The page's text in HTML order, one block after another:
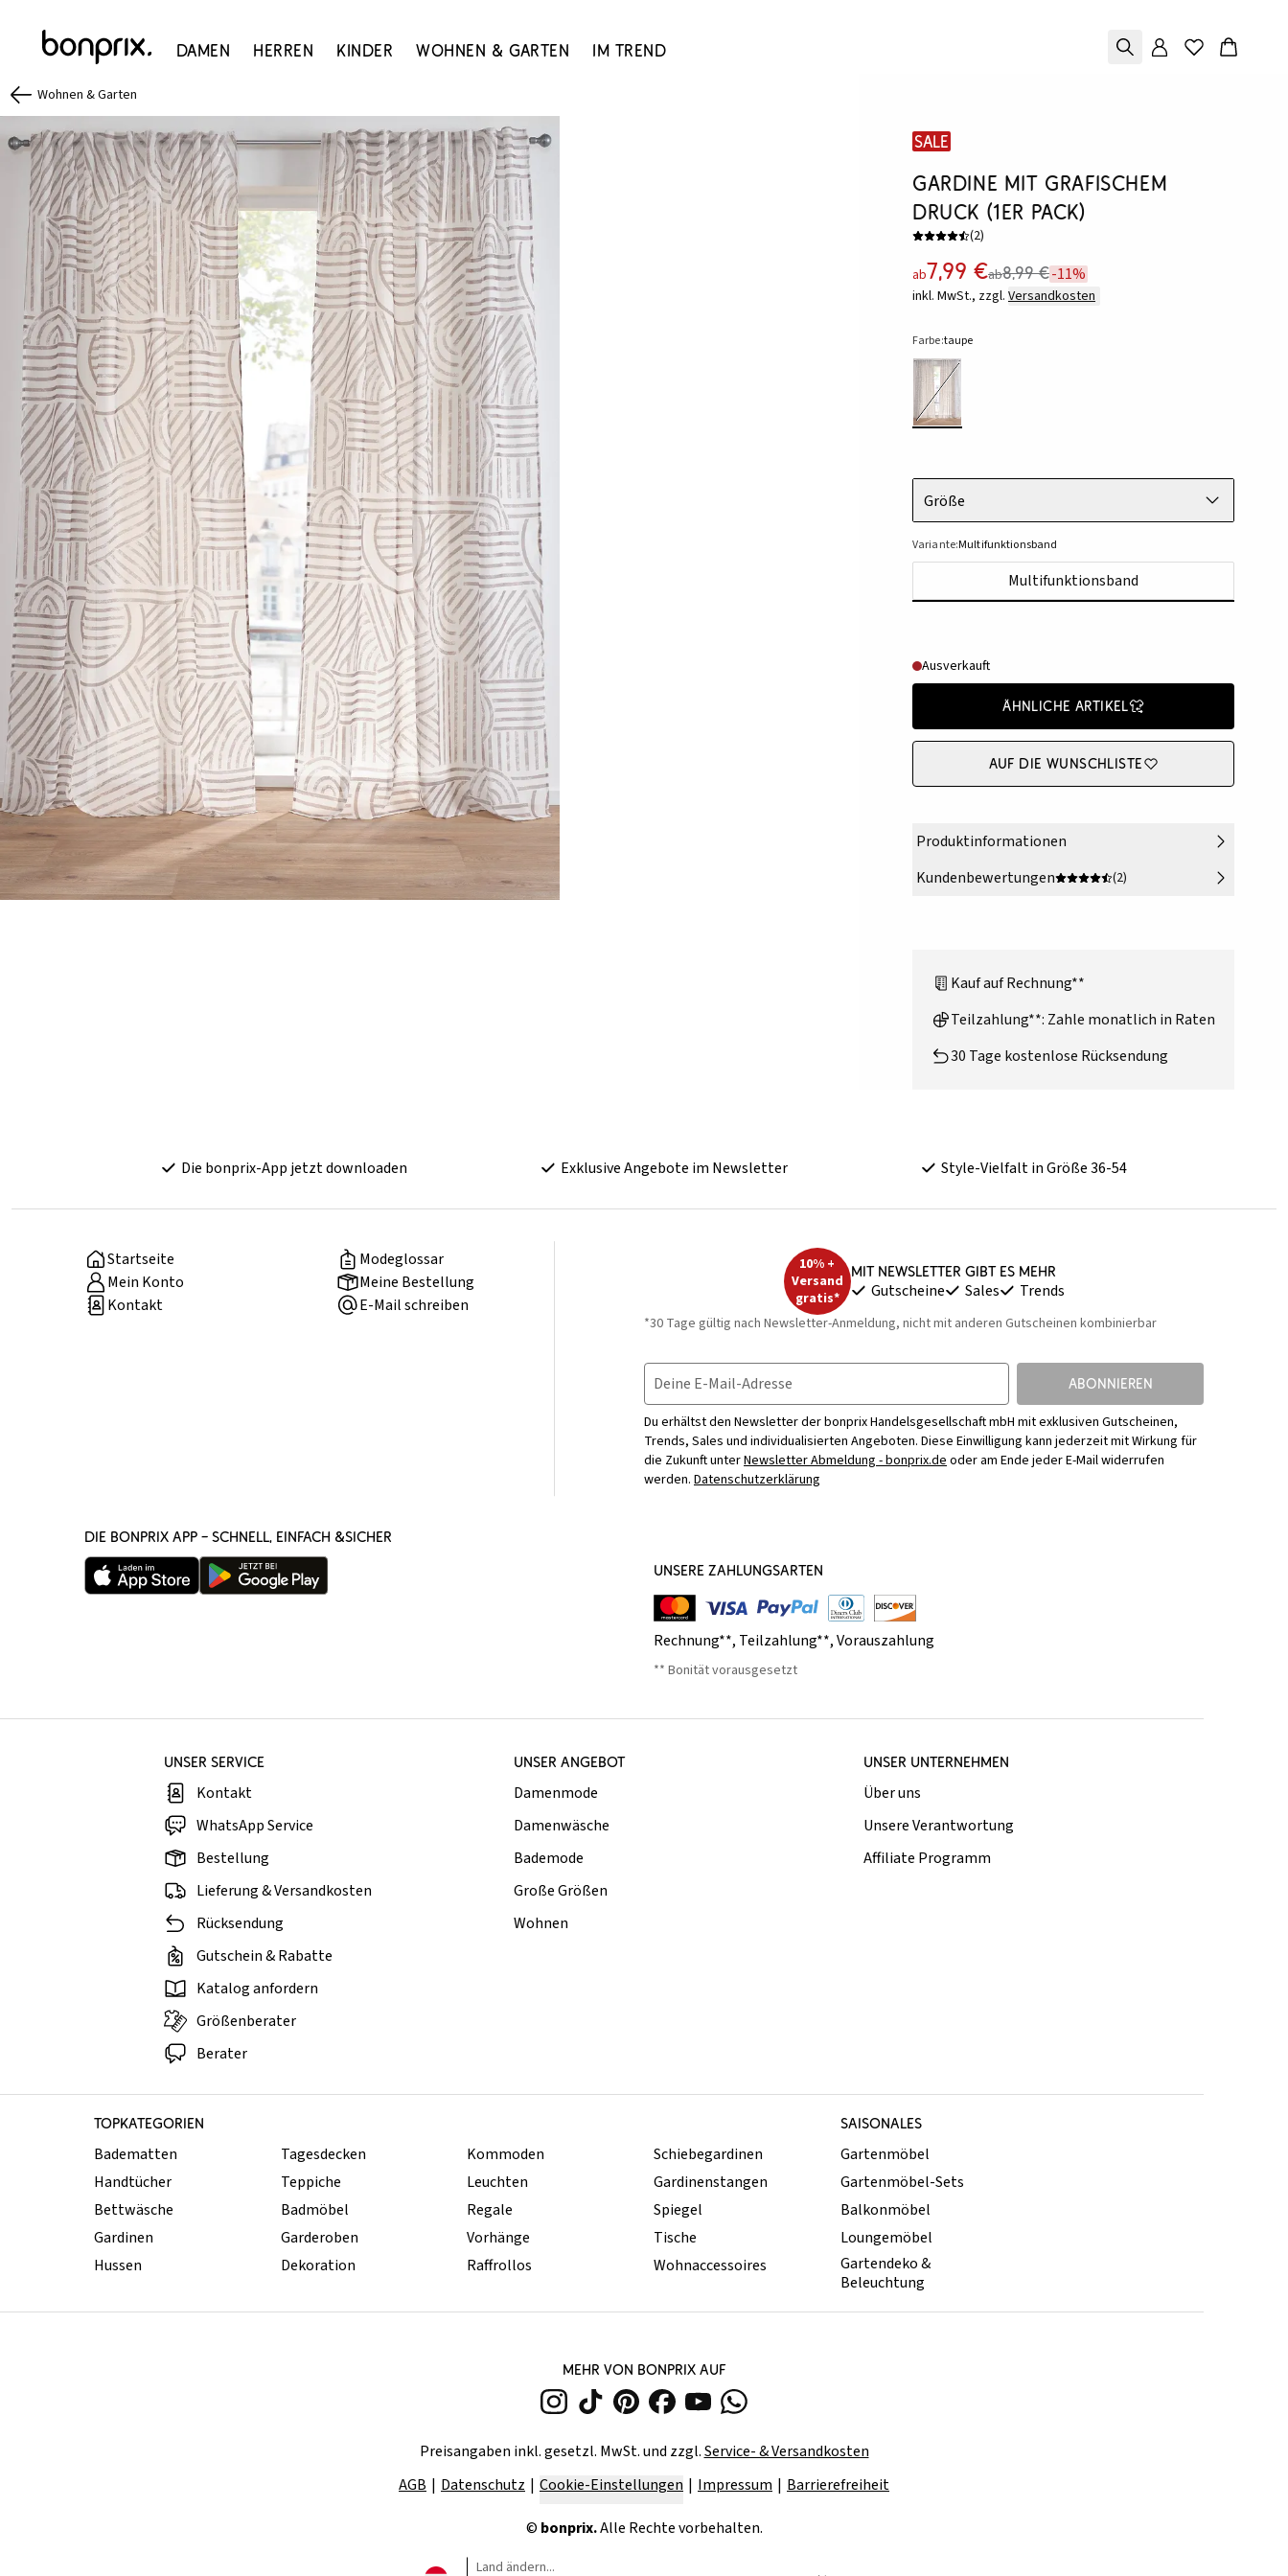
Damen Herren Kinder Wohnen & Garten Im Trend
Wohnen & Garten
SALE
Gardine mit grafischem
Druck (1er Pack)
(2)
ab7,99 €ab8,99 €-11%
inkl. MwSt., zzgl. Versandkosten
Farbe:taupe
Größe
Variante:Multifunktionsband
Multifunktionsband
Ausverkauft
Ähnliche Artikel
Auf die Wunschliste
Produktinformationen
Kundenbewertungen
(2)
Kauf auf Rechnung**
Teilzahlung**: Zahle monatlich in Raten
30 Tage kostenlose Rücksendung
Die bonprix-App jetzt downloaden Exklusive Angebote im Newsletter Style-Vielfalt in Größe 36-54
Startseite
Modeglossar
Mein Konto
Meine Bestellung
Kontakt
E-Mail schreiben
10% +
Versand
gratis*
Mit Newsletter gibt es mehr
Gutscheine Sales Trends
*30 Tage gültig nach Newsletter-Anmeldung, nicht mit anderen Gutscheinen kombinierbar
Deine E-Mail-Adresse ABONNIEREN
Du erhältst den Newsletter der bonprix Handelsgesellschaft mbH mit exklusiven Gutscheinen,
Trends, Sales und individualisierten Angeboten. Diese Einwilligung kann jederzeit mit Wirkung für
die Zukunft unterNewsletter Abmeldung - bonprix.deoder am Ende jeder E-Mail widerrufen
werden. Datenschutzerklärung
DIE BONPRIX APP – SCHNELL, EINFACH &SICHER
UNSERE ZAHLUNGSARTEN
Rechnung**, Teilzahlung**,Vorauszahlung
** Bonität vorausgesetzt
UNSER SERVICE
Kontakt
WhatsApp Service
Bestellung
Lieferung & Versandkosten
Rücksendung
Gutschein & Rabatte
Katalog anfordern
Größenberater
Berater
UNSER ANGEBOT
Damenmode
Damenwäsche
Bademode
Große Größen
Wohnen
UNSER UNTERNEHMEN
Über uns
Unsere Verantwortung
Affiliate Programm
TOPKATEGORIEN SAISONALES
Badematten
Handtücher
Bettwäsche
Gardinen
Hussen
Tagesdecken
Teppiche
Badmöbel
Garderoben
Dekoration
Kommoden
Leuchten
Regale
Vorhänge
Raffrollos
Schiebegardinen
Gardinenstangen
Spiegel
Tische
Wohnaccessoires
Gartenmöbel
Gartenmöbel-Sets
Balkonmöbel
Loungemöbel
Gartendeko &
Beleuchtung
MEHR VON BONPRIX AUF
Preisangaben inkl. gesetzl. MwSt. und zzgl.Service- & Versandkosten
AGB
Datenschutz Cookie-Einstellungen Impressum Barrierefreiheit
© bonprix.Alle Rechte vorbehalten.
Land ändern...